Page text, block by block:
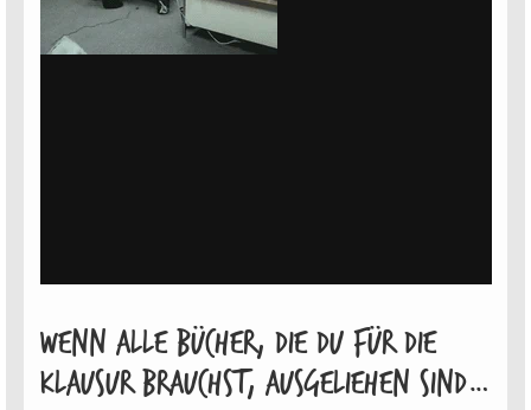
Wenn alle Bücher, die du für die
Klausur brauchst, ausgeliehen sind…